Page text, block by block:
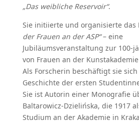
„Das weibliche Reservoir“.
Sie initiierte und organisierte das
der Frauen an der ASP“– eine
Jubiläumsveranstaltung zur 100-
von Frauen an der
Als Forscherin beschäftigt sie
Geschichte der ersten
Sie ist Autorin einer Monografie
Baltarowicz-Dzielińska, die 1917
Studium an der Akademie in